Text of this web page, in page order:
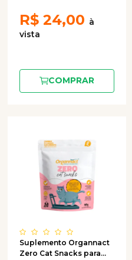
R$ 24,00
COMPRAR
Suplemento Organnact
Zero Cat Snacks para